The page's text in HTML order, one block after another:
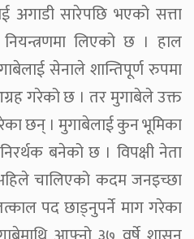
अगाडी सारेपछि भएको सत्ता
लिएको छ । हाल
सेनाले शान्तिपूर्ण रुपमा
गरेको छ । तर मुगाबेले उक्त
छन् । मुगाबेलाई कुन भूमिका
बनेको छ । विपक्षी नेता
चालिएको कदम जनइच्छा
पद छाड्नुपर्ने माग गरेका